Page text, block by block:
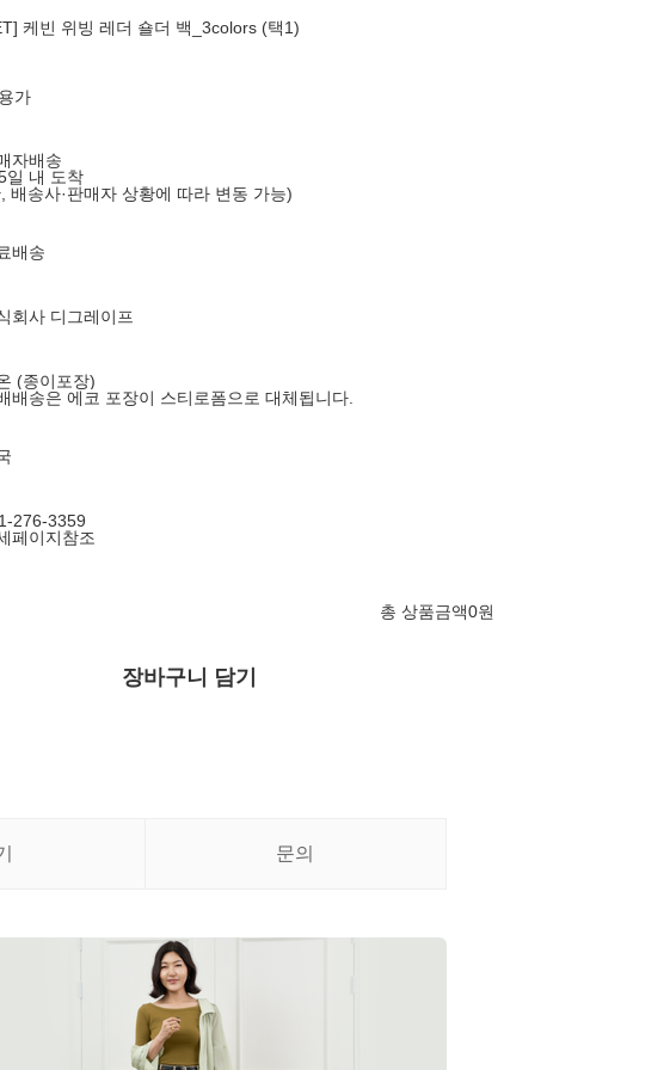
케빈 위빙 레더 숄더 백_3colors (택1)
가
자배송
일 내 도착
배송사·판매자 상황에 따라 변동 가능)
배송
회사 디그레이프
(종이포장)
배송은 에코 포장이 스티로폼으로 대체됩니다.
276-3359
페이지참조
총 상품금액0원
장바구니 담기
문의